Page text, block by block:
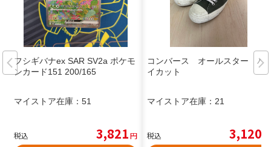
フシギバナex SAR SV2a ポケモ
ンカード151 200/165
マイストア在庫： 51
税込 3,821円
コンバース オールスター ハ
イカット
マイストア在庫： 21
税込 3,120